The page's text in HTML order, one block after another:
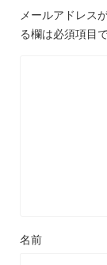
メールアドレス
る欄は必須項目
名前